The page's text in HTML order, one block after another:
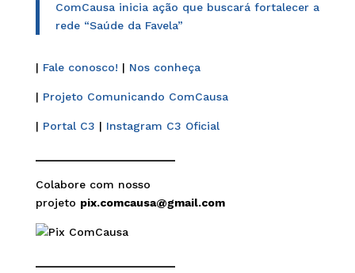
ComCausa inicia ação que buscará fortalecer a
rede “Saúde da Favela”
| Fale conosco! | Nos conheça
| Projeto Comunicando ComCausa
| Portal C3 | Instagram C3 Oficial
Colabore com nosso
projeto pix.comcausa@gmail.com